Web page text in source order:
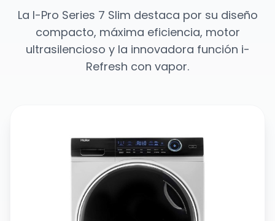
La I-Pro Series 7 Slim destaca por su diseño
compacto, máxima eficiencia, motor
ultrasilencioso y la innovadora función i-
Refresh con vapor.